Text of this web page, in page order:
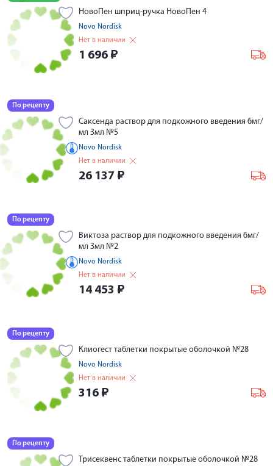
НовоПен шприц-ручка НовоПeн 4
Novo Nordisk
Нет в наличии
1 696 ₽
По рецепту
Саксенда раствор для подкожного введения 6мг/
мл 3мл №5
Novo Nordisk
Нет в наличии
26 137 ₽
По рецепту
Виктоза раствор для подкожного введения 6мг/
мл 3мл №2
Novo Nordisk
Нет в наличии
14 453 ₽
По рецепту
Клиогест таблетки покрытые оболочкой №28
Novo Nordisk
Нет в наличии
316 ₽
По рецепту
Трисеквенс таблетки покрытые оболочкой №28